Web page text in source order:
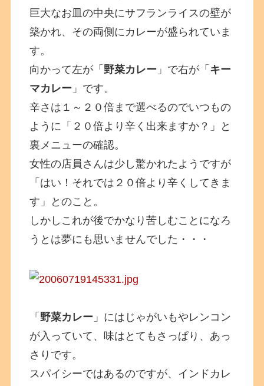
巨大なお皿の中央にサフランライスの壁が
築かれ、その両側にカレーが盛られていま
す。
向かって左が「野菜カレー 」で右が「 キー
マカレー 」です。
辛さは１～２０倍まで選べるのでいつもの
ように「２０倍より辛く出来ますか？」と
裏メニューの確認。
女性の店員さんは少し驚かれたようですが
「はい！それでは２０倍より辛くしてきま
す」とのこと。
しかしこれが後でかなり苦しむことになろ
うとは夢にも思いませんでした・・・
「野菜カレー 」にはじゃがいもやレンコン
が入っていて、味はとてもさっぱり、あっ
さりです。
スパイシーではあるのですが、インドカレ